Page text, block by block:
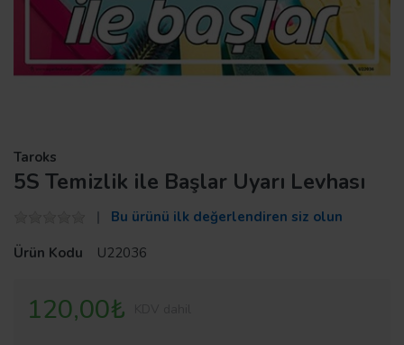
Taroks
5S Temizlik ile Başlar Uyarı Levhası
Bu ürünü ilk değerlendiren siz olun
Ürün Kodu
U22036
120,00₺